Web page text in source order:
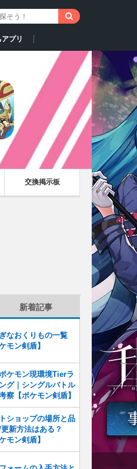
プリ
交換掲示板
新着記事
なおくりもの一覧
モン剣盾】
ケモン現環境Tierラ
グ｜シングルバトル
察【ポケモン剣盾】
ショップの場所と品
新方法はある？
モン剣盾】